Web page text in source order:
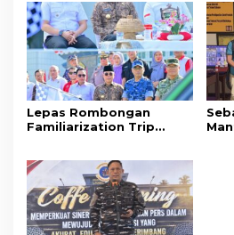
Penyelenggaraan
Perjalanan Ibadah Umrah
Tanpa Izin ke Kejaksaan
Lepas Rombongan
Familiarization Trip
Gerakkan Ekonomi
Daerah